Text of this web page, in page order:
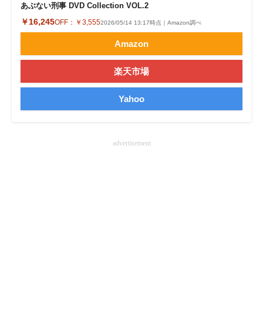
あぶない刑事 DVD Collection VOL.2
￥16,245OFF： ￥3,5552026/05/14 13:17時点｜Amazon調べ
Amazon
楽天市場
Yahoo
advertisement